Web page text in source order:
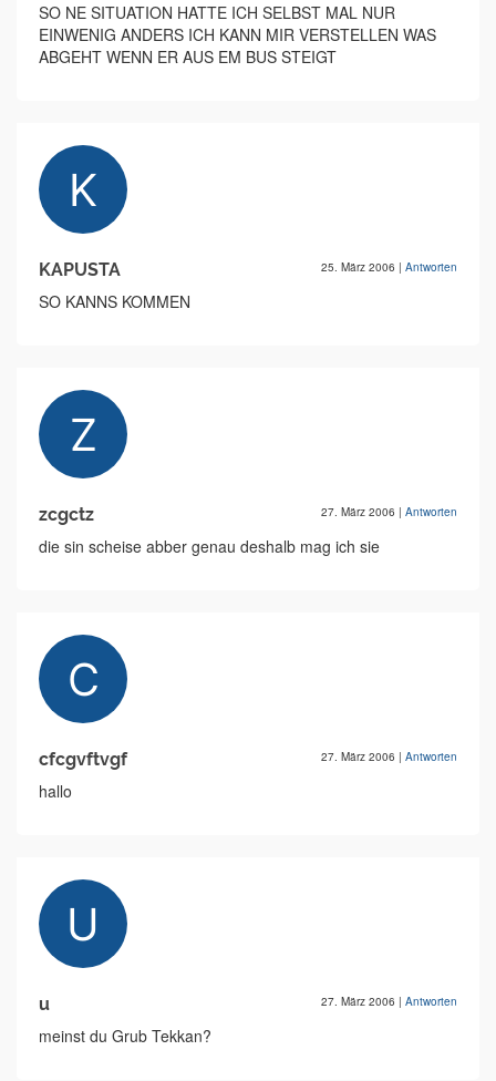
SO NE SITUATION HATTE ICH SELBST MAL NUR
EINWENIG ANDERS ICH KANN MIR VERSTELLEN WAS
ABGEHT WENN ER AUS EM BUS STEIGT
KAPUSTA 25. März 2006 | Antworten
SO KANNS KOMMEN
zcgctz 27. März 2006 | Antworten
die sin scheise abber genau deshalb mag ich sie
cfcgvftvgf 27. März 2006 | Antworten
hallo
u 27. März 2006 | Antworten
meinst du Grub Tekkan?